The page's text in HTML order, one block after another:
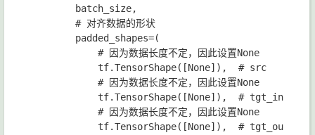
batch_size,
# 对齐数据的形状
padded_shapes=(
# 因为数据长度不定，因此设置None
tf.TensorShape([None]), # src
# 因为数据长度不定，因此设置None
tf.TensorShape([None]), # tgt_input
# 因为数据长度不定，因此设置None
tf.TensorShape([None]), # tgt_output